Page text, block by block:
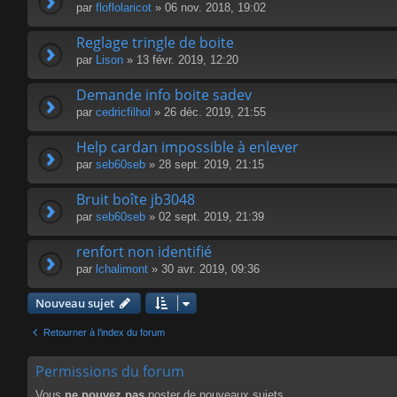
par floflolaricot » 06 nov. 2018, 19:02
Reglage tringle de boite
par Lison » 13 févr. 2019, 12:20
Demande info boite sadev
par cedricfilhol » 26 déc. 2019, 21:55
Help cardan impossible à enlever
par seb60seb » 28 sept. 2019, 21:15
Bruit boîte jb3048
par seb60seb » 02 sept. 2019, 21:39
renfort non identifié
par lchalimont » 30 avr. 2019, 09:36
Nouveau sujet
Retourner à l’index du forum
Permissions du forum